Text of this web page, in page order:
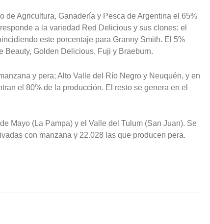
de Agricultura, Ganadería y Pesca de Argentina el 65%
a la variedad Red Delicious y sus clones; el
este porcentaje para Granny Smith. El 5%
Beauty, Golden Delicious, Fuji y Braeburn.
y pera; Alto Valle del Río Negro y Neuquén, y en
el 80% de la producción. El resto se genera en el
Mayo (La Pampa) y el Valle del Tulum (San Juan). Se
con manzana y 22.028 las que producen pera.